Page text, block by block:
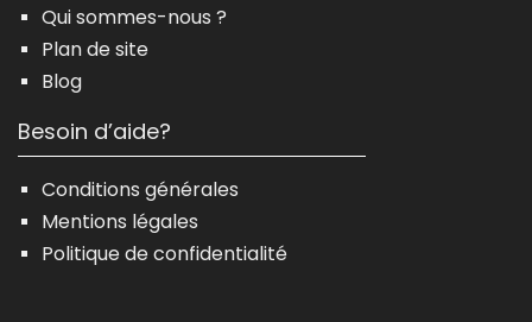
Qui sommes-nous ?
Plan de site
Blog
Besoin d’aide?
Conditions générales
Mentions légales
Politique de confidentialité